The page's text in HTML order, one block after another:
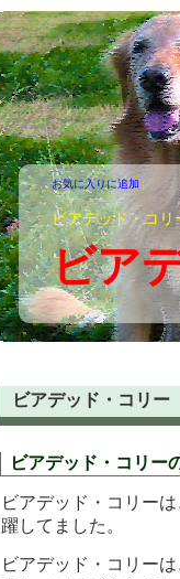
ビアデッド・コリ
ビア
お気に入りに追加
ビアデッド・コリー
ビアデッド・コリー
ビアデッド・コリー
躍してました。
ビアデッド・コリー